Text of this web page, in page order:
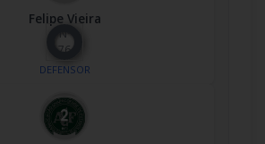
Felipe Vieira
Nº
76
DEFENSOR